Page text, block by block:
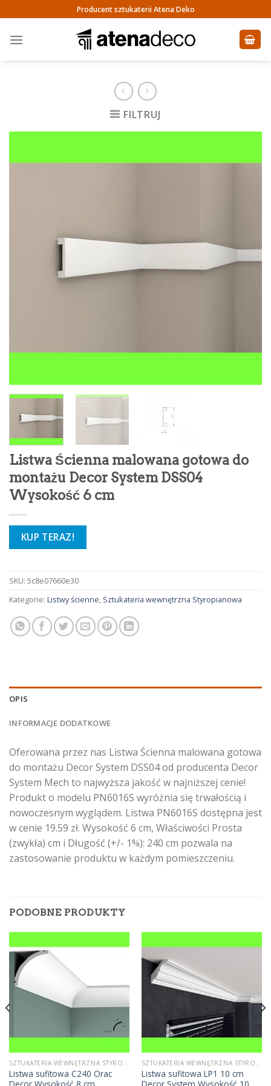
to
content
Producent sztukaterii Atena Deko
FILTRUJ
Listwa Ścienna malowana gotowa do
montażu Decor System DSS04
Wysokość 6 cm
KUP TERAZ!
SKU: 5c8e07660e30
Kategorie: Listwy ścienne, Sztukateria wewnętrzna Styropianowa
OPIS
INFORMACJE DODATKOWE
Oferowana przez nas Listwa Ścienna malowana gotowa
do montażu Decor System DSS04 od producenta Decor
System Mech to najwyższa jakość w najniższej cenie!
Produkt o modelu PN6016S wyróżnia się trwałością i
nowoczesnym wyglądem. Listwa PN6016S dostępna jest
w cenie 19.59 zł. Wysokość 6 cm, Właściwości Prosta
(zwykła) cm i Długość (+/- 1%): 240 cm pozwala na
zastosowanie produktu w każdym pomieszczeniu.
PODOBNE PRODUKTY
SZTUKATERIA WEWNĘTRZNA STYROPIANOWA
Listwa sufitowa C240 Orac
Decor Wysokość 8 cm
SZTUKATERIA WEWNĘTRZNA STYROPIANOWA
Listwa sufitowa LP1 10 cm
Decor System Wysokość 10